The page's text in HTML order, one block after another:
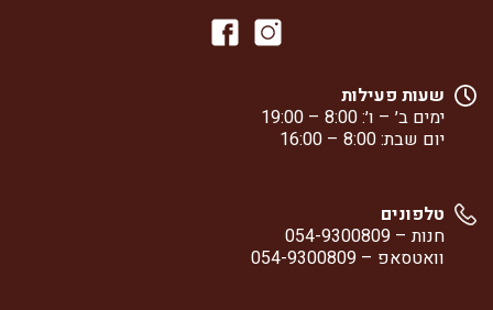
שעות פעילות
ימים ב׳ – ו׳: 8:00 – 19:00
יום שבת: 8:00 – 16:00
טלפונים
חנות – 054-9300809
וואטסאפ – 054-9300809